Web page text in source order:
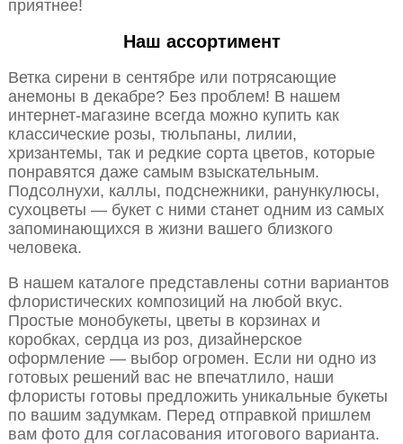
приятнее!
Наш ассортимент
Ветка сирени в сентябре или потрясающие
анемоны в декабре? Без проблем! В нашем
интернет-магазине всегда можно купить как
классические розы, тюльпаны, лилии,
хризантемы, так и редкие сорта цветов, которые
понравятся даже самым взыскательным.
Подсолнухи, каллы, подснежники, ранункулюсы,
сухоцветы — букет с ними станет одним из самых
запоминающихся в жизни вашего близкого
человека.
В нашем каталоге представлены сотни вариантов
флористических композиций на любой вкус.
Простые монобукеты, цветы в корзинах и
коробках, сердца из роз, дизайнерское
оформление — выбор огромен. Если ни одно из
готовых решений вас не впечатлило, наши
флористы готовы предложить уникальные букеты
по вашим задумкам. Перед отправкой пришлем
вам фото для согласования итогового варианта.